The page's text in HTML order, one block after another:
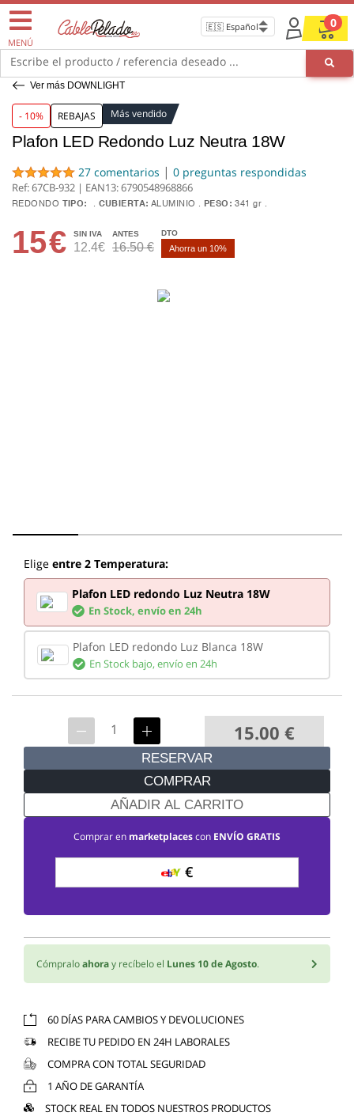
MENÚ
0
Escribe el producto / referencia deseado ...
Ver más DOWNLIGHT
- 10% REBAJAS Más vendido
Plafon LED Redondo Luz Neutra 18W
27 comentarios | 0 preguntas respondidas
Ref: 67CB-932 | EAN13:6790548968866
REDONDO TIPO: CUBIERTA: ALUMINIO PESO: 341 gr
15€ SIN IVA
12.4€
ANTES
16.50 €
DTO
Ahorra un 10%
Elige entre 2 Temperatura:
Plafon LED redondo Luz Neutra 18W
En Stock, envío en 24h
Plafon LED redondo Luz Blanca 18W
En Stock bajo, envío en 24h
15.00 €
RESERVAR
COMPRAR
AÑADIR AL CARRITO
Comprar en marketplacescon ENVÍO GRATIS
€
Cómpraloahoray recíbelo el Lunes 10 de Agosto.
60 DÍAS PARA CAMBIOS Y DEVOLUCIONES
RECIBE TU PEDIDO EN 24H LABORALES
COMPRA CON TOTAL SEGURIDAD
1 AÑO DE GARANTÍA
STOCK REAL EN TODOS NUESTROS PRODUCTOS